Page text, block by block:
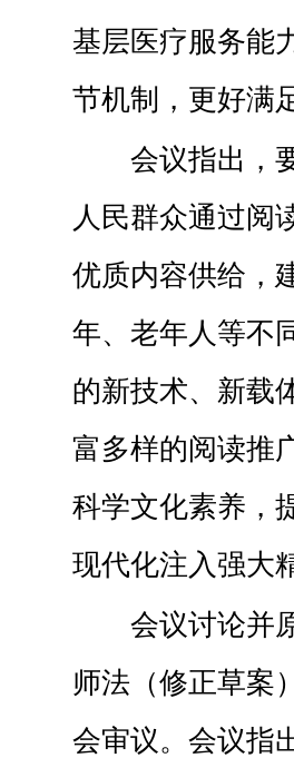
基层医疗服务能
节机制，更好满
会议指出，
人民群众通过阅
优质内容供给，
年、老年人等不
的新技术、新载
富多样的阅读推
科学文化素养，
现代化注入强大
会议讨论并
师法（修正草案
会审议。会议指